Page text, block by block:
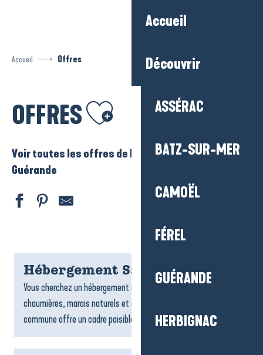
Accueil
Découvrir
ASSÉRAC
BATZ-SUR-MER
CAMOËL
FÉREL
GUÉRANDE
HERBIGNAC
Accueil Offres
OFFRES Ajouter aux favoris
Voir toutes les offres de La Baule – Presqu’ile de
Guérande
Hébergement Saint-Lyphard
Vous cherchez un hébergement à Saint-Lyphard ? Entre
chaumières, marais naturels et ambiance briéronne, la
commune offre un cadre paisible pour un séjour ressourçant....